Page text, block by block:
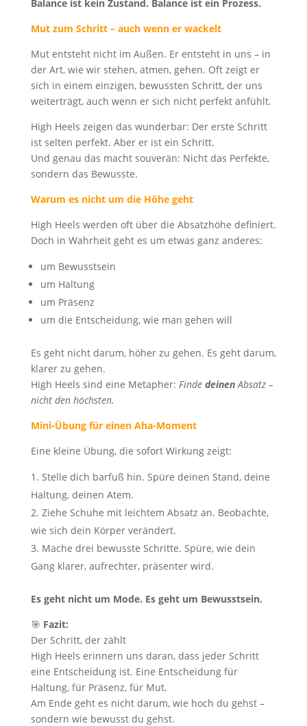
Balance ist kein Zustand. Balance ist ein Prozess.
Mut zum Schritt – auch wenn er wackelt
Mut entsteht nicht im Außen. Er entsteht in uns – in
der Art, wie wir stehen, atmen, gehen. Oft zeigt er
sich in einem einzigen, bewussten Schritt, der uns
weiterträgt, auch wenn er sich nicht perfekt anfühlt.
High Heels zeigen das wunderbar: Der erste Schritt
ist selten perfekt. Aber er ist ein Schritt.
Und genau das macht souverän: Nicht das Perfekte,
sondern das Bewusste.
Warum es nicht um die Höhe geht
High Heels werden oft über die Absatzhöhe definiert.
Doch in Wahrheit geht es um etwas ganz anderes:
um Bewusstsein
um Haltung
um Präsenz
um die Entscheidung, wie man gehen will
Es geht nicht darum, höher zu gehen. Es geht darum,
klarer zu gehen.
High Heels sind eine Metapher: Finde deinenAbsatz –
nicht den höchsten.
Mini-Übung für einen Aha-Moment
Eine kleine Übung, die sofort Wirkung zeigt:
Stelle dich barfuß hin. Spüre deinen Stand, deine
Haltung, deinen Atem.
Ziehe Schuhe mit leichtem Absatz an. Beobachte,
wie sich dein Körper verändert.
Mache drei bewusste Schritte. Spüre, wie dein
Gang klarer, aufrechter, präsenter wird.
Es geht nicht um Mode. Es geht um Bewusstsein.
🎯 Fazit:
Der Schritt, der zählt
High Heels erinnern uns daran, dass jeder Schritt
eine Entscheidung ist. Eine Entscheidung für
Haltung, für Präsenz, für Mut.
Am Ende geht es nicht darum, wie hoch du gehst –
sondern wie bewusst du gehst.